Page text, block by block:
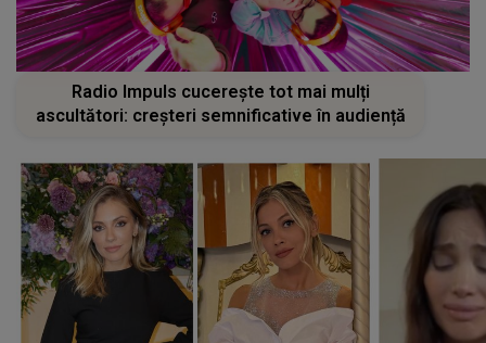
Radio Impuls cucerește tot mai mulți
ascultători: creșteri semnificative în audiență